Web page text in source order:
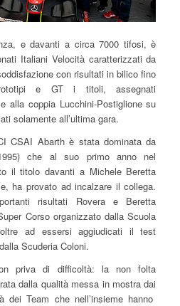
e davanti a circa 7000 tifosi, è
Italiani Velocità caratterizzati da
con risultati in bilico fino
e GT i titoli, assegnati
alla coppia Lucchini-Postiglione su
solamente all’ultima gara.
CSAI Abarth è stata dominata da
che al suo primo anno nel
il titolo davanti a Michele Beretta
ha provato ad incalzare il collega.
risultati Rovera e Beretta
Corso organizzato dalla Scuola
ad essersi aggiudicati il test
Scuderia Coloni.
priva di difficoltà: la non folta
dalla qualità messa in mostra dai
dei Team che nell’insieme hanno